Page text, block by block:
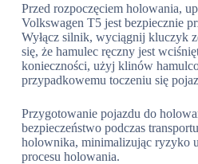
Przed rozpoczęciem holowania,
Volkswagen T5 jest bezpiecznie
Wyłącz silnik, wyciągnij kluczyk
się, że hamulec ręczny jest
konieczności, użyj klinów
przypadkowemu toczeniu się
Przygotowanie pojazdu do
bezpieczeństwo podczas
holownika, minimalizując ryzyko
procesu holowania.